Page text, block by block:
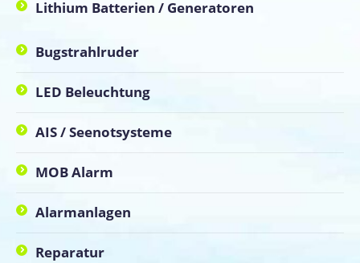
Lithium Batterien / Generatoren
Bugstrahlruder
LED Beleuchtung
AIS / Seenotsysteme
MOB Alarm
Alarmanlagen
Reparatur